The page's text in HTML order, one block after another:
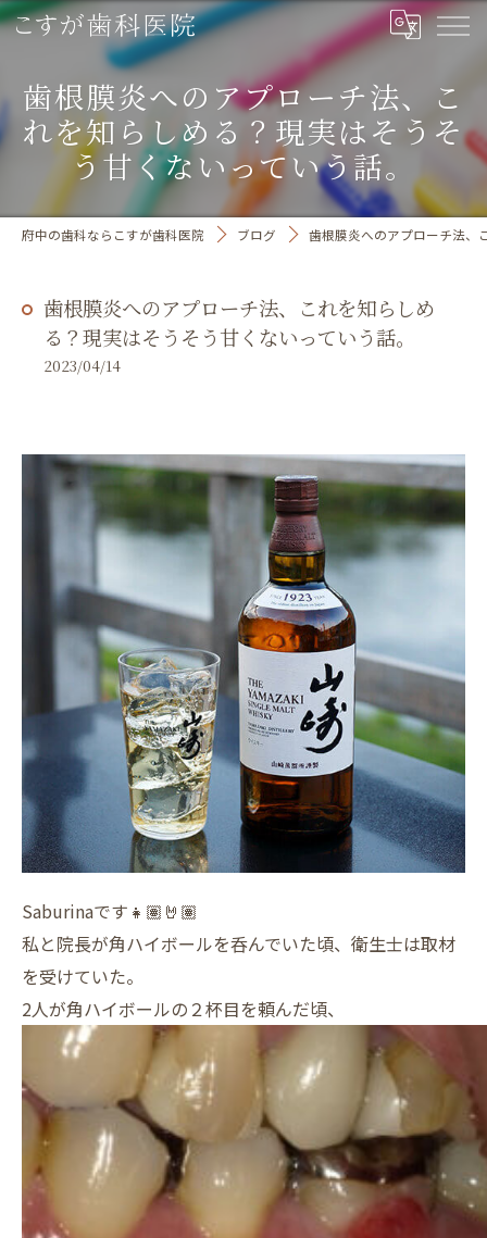
歯根膜炎へのアプローチ法、こ
れを知らしめる？現実はそうそ
う甘くないっていう話。
府中の歯科ならこすが歯科医院 ブログ 歯根膜炎へのアプローチ法、
歯根膜炎へのアプローチ法、これを知らしめ
る？現実はそうそう甘くないっていう話。
2023/04/14
Saburinaです👧🏽🤘🏽
私と院長が角ハイボールを呑んでいた頃、衛生士は取材
を受けていた。
2人が角ハイボールの２杯目を頼んだ頃、